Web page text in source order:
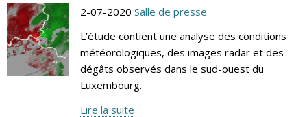
2-07-2020 Salle de presse
L’étude contient une analyse des conditions
météorologiques, des images radar et des
dégâts observés dans le sud-ouest du
Luxembourg.
Lire la suite